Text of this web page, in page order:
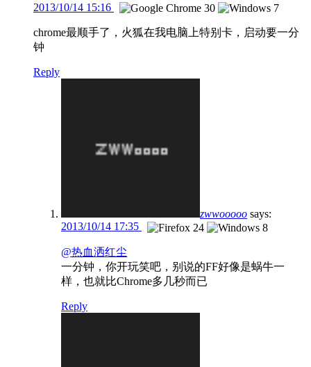
2013/10/14 15:16
chrome最顺手了，火狐在我电脑上特别卡，启动要一分
钟
Reply
zwwooooo says:
2013/10/14 17:35
@热血洒红尘
一分钟，你开玩笑吧，别说的FF好像是蜗牛一
样，也就比Chrome多几秒而已
Reply